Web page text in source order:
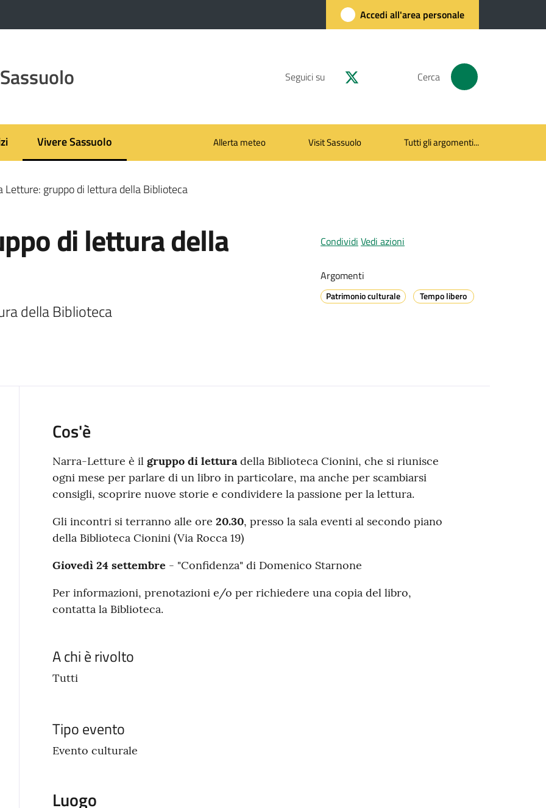
Accedi all'area personale
Seguici su Cerca
Vivere Sassuolo
Menu selezionato Allerta meteo Visit Sassuolo Tutti gli argomenti...
Letture: gruppo di lettura della Biblioteca
di lettura della
della Biblioteca
Condividi Vedi azioni
Argomenti
Patrimonio culturale Tempo libero
Cos'è
Narra-Letture è il gruppo di letturadella Biblioteca Cionini, che si riunisce
ogni mese per parlare di un libro in particolare, ma anche per scambiarsi
consigli, scoprire nuove storie e condividere la passione per la lettura.
Gli incontri si terranno alle ore 20.30, presso la sala eventi al secondo piano
della Biblioteca Cionini (Via Rocca 19)
Giovedì 24 settembre - "Confidenza" di Domenico Starnone
Per informazioni, prenotazioni e/o per richiedere una copia del libro,
contatta la Biblioteca.
A chi è rivolto
Tutti
Tipo evento
Evento culturale
Luogo